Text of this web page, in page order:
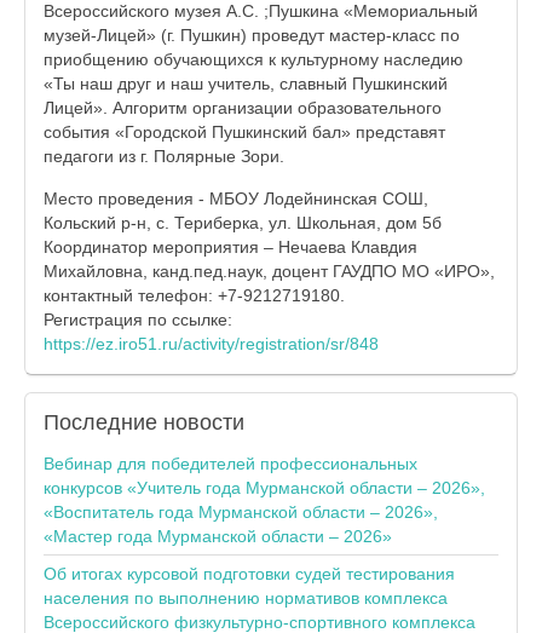
Всероссийского музея А.С. ;Пушкина «Мемориальный
музей-Лицей» (г. Пушкин) проведут мастер-класс по
приобщению обучающихся к культурному наследию
«Ты наш друг и наш учитель, славный Пушкинский
Лицей». Алгоритм организации образовательного
события «Городской Пушкинский бал» представят
педагоги из г. Полярные Зори.
Место проведения - МБОУ Лодейнинская СОШ,
Кольский р-н, с. Териберка, ул. Школьная, дом 5б
Координатор мероприятия – Нечаева Клавдия
Михайловна, канд.пед.наук, доцент ГАУДПО МО «ИРО»,
контактный телефон: +7-9212719180.
Регистрация по ссылке:
https://ez.iro51.ru/activity/registration/sr/848
Последние новости
Вебинар для победителей профессиональных
конкурсов «Учитель года Мурманской области – 2026»,
«Воспитатель года Мурманской области – 2026»,
«Мастер года Мурманской области – 2026»
Об итогах курсовой подготовки судей тестирования
населения по выполнению нормативов комплекса
Всероссийского физкультурно-спортивного комплекса